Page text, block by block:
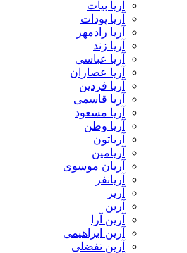
آریا بیات
آریا پودات
آریا رادمهر
آریا زند
آریا عباسی
آریا عصاران
آریا فردین
آریا قاسمی
آریا مسعود
آریا وطن
آریاتون
آریامین
آریان موسوی
آریانفر
آریز
آرین
آرین آرا
آرین ابراهیمی
آرین تفضلی